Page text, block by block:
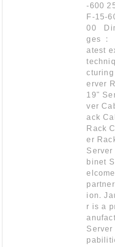
-600
F-15-
00
ges :
atest
erver
19"
ver
ack
Rack
er
Server
binet
ion.
r is a
Server